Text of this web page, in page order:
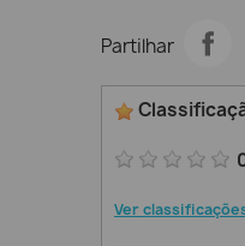
Partilhar
Ver